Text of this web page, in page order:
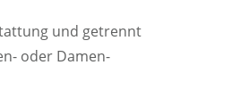
und getrennt
oder Damen-